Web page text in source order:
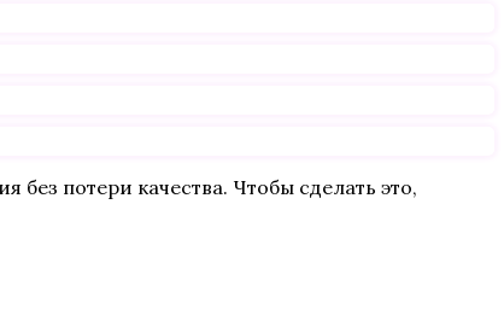
без потери качества. Чтобы сделать это,